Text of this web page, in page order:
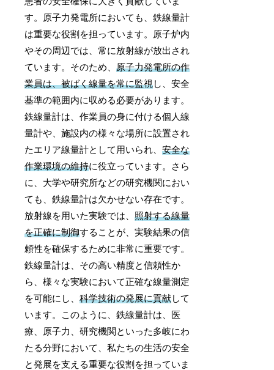
す。原子力発電所においても、鉄線量計
は重要な役割を担っています。原子炉内
やその周辺では、常に放射線が放出され
ています。そのため、原子力発電所の作
業員は、被ばく線量を常に監視し、安全
基準の範囲内に収める必要があります。
鉄線量計は、作業員の身に付ける個人線
量計や、施設内の様々な場所に設置され
たエリア線量計として用いられ、安全な
作業環境の維持に役立っています。さら
に、大学や研究所などの研究機関におい
ても、鉄線量計は欠かせない存在です。
放射線を用いた実験では、照射する線量
を正確に制御することが、実験結果の信
頼性を確保するために非常に重要です。
鉄線量計は、その高い精度と信頼性か
ら、様々な実験において正確な線量測定
を可能にし、科学技術の発展に貢献して
います。このように、鉄線量計は、医
療、原子力、研究機関といった多岐にわ
たる分野において、私たちの生活の安全
と発展を支える重要な役割を担っていま